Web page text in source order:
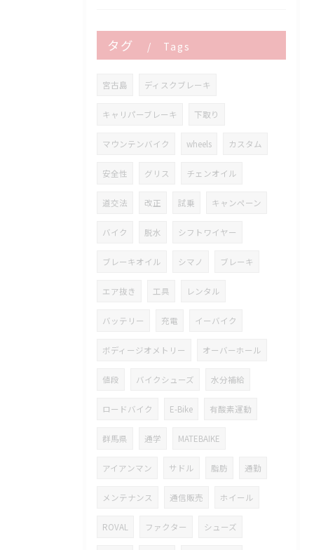
タグ Tags
宮古島 ディスクブレーキ
キャリパーブレーキ 下取り
マウンテンバイク wheels カスタム
安全性 グリス チェンオイル
道交法 改正 試乗 キャンペーン
バイク 脱水 シフトワイヤー
ブレーキオイル シマノ ブレーキ
エア抜き 工具 レンタル
バッテリー 充電 イーバイク
ボディージオメトリー オーバーホール
値段 バイクシューズ 水分補給
ロードバイク E-Bike 有酸素運動
群馬県 通学 MATEBAIKE
アイアンマン サドル 脂肪 通勤
メンテナンス 通信販売 ホイール
ROVAL ファクター シューズ